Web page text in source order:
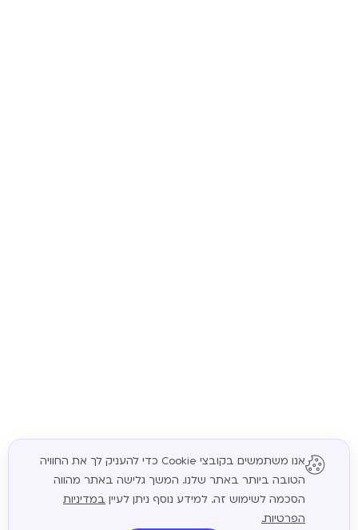
המשך
אנו משתמשים בקובצי Cookie כדי להעניק לך את החוויה
הטובה ביותר באתר שלנו. המשך גלישה באתר מהווה
הסכמה לשימוש זה. למידע נוסף ניתן לעיין במדיניות
הפרטיות.